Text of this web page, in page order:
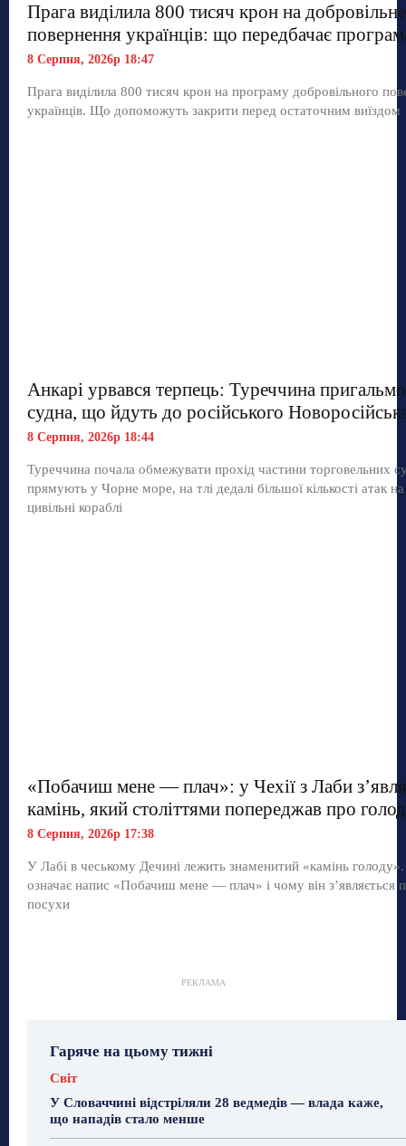
Прага виділила 800 тисяч крон на добровільне
повернення українців: що передбачає
8 Серпня, 2026р 18:47
Прага виділила 800 тисяч крон на програму добровільного
українців. Що допоможуть закрити перед остаточним виїздом
Анкарі урвався терпець: Туреччина
судна, що йдуть до російського
8 Серпня, 2026р 18:44
Туреччина почала обмежувати прохід частини торговельних
прямують у Чорне море, на тлі дедалі більшої кількості атак на
цивільні кораблі
«Побачиш мене — плач»: у Чехії з Лаби
камінь, який століттями попереджав про голод
8 Серпня, 2026р 17:38
У Лабі в чеському Дечині лежить знаменитий «камінь
означає напис «Побачиш мене — плач» і чому він з’являється
посухи
РЕКЛАМА
Гаряче на цьому тижні
Світ
У Словаччині відстріляли 28 ведмедів — влада каже,
що нападів стало менше